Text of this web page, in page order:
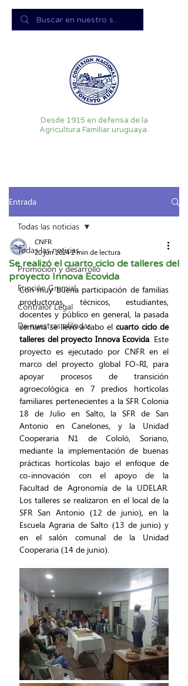
Desde 1915 en defensa de la
Agricultura Familiar uruguaya.
Entrada
Todas las noticias
Promoción y desarrollo
Función Gremial
Contralor Legal
De nuestras afiliadas
Todas las noticias
Se realizó el cuarto ciclo de talleres del
proyecto Innova Ecovida
CNFR
20 jun 20242 min de lectura
Con muy buena participación de familias
productoras, técnicos, estudiantes,
docentes y público en general, la pasada
semana se llevó a cabo el cuarto ciclo de
talleres del proyecto Innova Ecovida. Este
proyecto es ejecutado por CNFR en el
marco del proyecto global FO-RI, para
apoyar procesos de transición
agroecológica en 7 predios hortícolas
familiares pertenecientes a la SFR Colonia
18 de Julio en Salto, la SFR de San
Antonio en Canelones, y la Unidad
Cooperaria N1 de Cololó, Soriano,
mediante la implementación de buenas
prácticas hortícolas bajo el enfoque de
co-innovación con el apoyo de la
Facultad de Agronomía de la UDELAR.
Los talleres se realizaron en el local de la
SFR San Antonio (12 de junio), en la
Escuela Agraria de Salto (13 de junio) y
en el salón comunal de la Unidad
Cooperaria (14 de junio).